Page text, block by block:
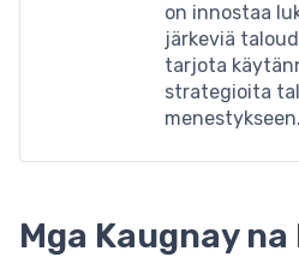
on innostaa
järkeviä
tarjota
strategioita
menestykseen.
Mga Kaugnay